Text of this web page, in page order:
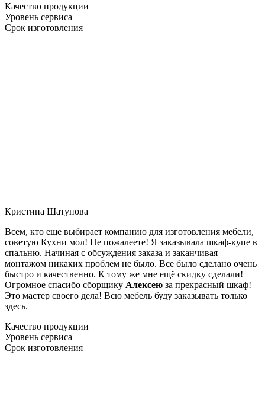
Качество продукции
Уровень сервиса
Срок изготовления
Кристина Шатунова
Всем, кто еще выбирает компанию для изготовления мебели,
советую Кухни мол! Не пожалеете! Я заказывала шкаф-купе в
спальню. Начиная с обсуждения заказа и заканчивая
монтажом никаких проблем не было. Все было сделано очень
быстро и качественно. К тому же мне ещё скидку сделали!
Огромное спасибо сборщику Алексею за прекрасный шкаф!
Это мастер своего дела! Всю мебель буду заказывать только
здесь.
Качество продукции
Уровень сервиса
Срок изготовления